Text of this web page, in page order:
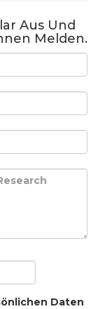
Aus Und
Melden.
Daten